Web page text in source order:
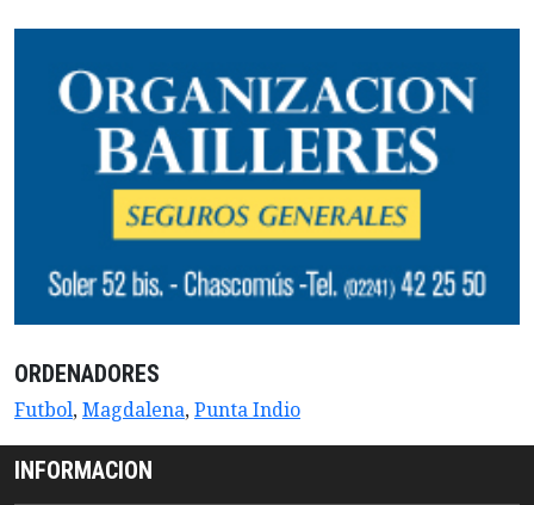
ORDENADORES
Futbol,Magdalena,Punta Indio
INFORMACION